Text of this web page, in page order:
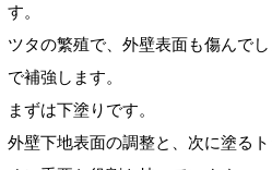
す。
ツタの繁殖で、外壁表面も傷んで
で補強します。
まずは下塗りです。
外壁下地表面の調整と、次に塗る